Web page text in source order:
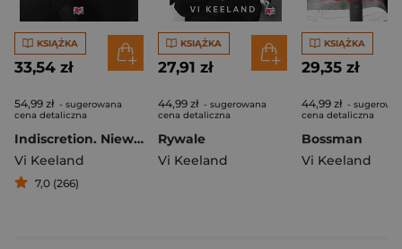
KSIĄŻKA
33,54 zł
54,99 zł - sugerowana
cena detaliczna
Indiscretion. Niewinna pokusa
Vi Keeland
7,0 (266)
KSIĄŻKA
27,91 zł
44,99 zł - sugerowana
cena detaliczna
Rywale
Vi Keeland
KSIĄŻKA
29,35 zł
44,99 zł -
cena detaliczna
Bossman
Vi Keeland